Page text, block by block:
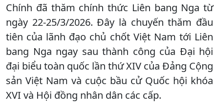
Chính đã thăm chính thức Liên bang Nga từ
ngày 22-25/3/2026. Đây là chuyến thăm đầu
tiên của lãnh đạo chủ chốt Việt Nam tới Liên
bang Nga ngay sau thành công của Đại hội
đại biểu toàn quốc lần thứ XIV của Đảng Cộng
sản Việt Nam và cuộc bầu cử Quốc hội khóa
XVI và Hội đồng nhân dân các cấp.